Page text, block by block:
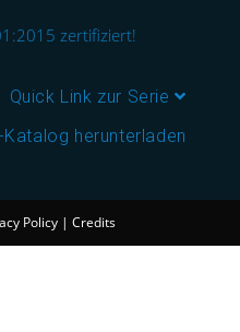
zertifiziert!
Quick Link zur Serie
Katalog herunterladen
Policy | Credits